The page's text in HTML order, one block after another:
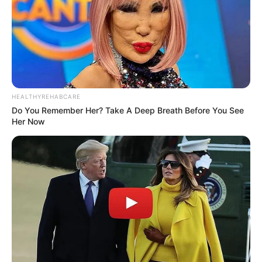
Year –Sobredosis
BMI Latin Awards 2019 – Contemporary Latin Songwriter of
the Year
BMI Latin Awards 2019 – Winning Songs –
Ahora Dice
BMI Latin Awards 2019 – Winning Songs –Criminal
BMI Latin Awards 2019 – Winning Songs – El Farsante
BMI Latin Awards 2019 – Winning Songs –
BMI Latin Awards 2019 – Winning Songs –La Modelo
BMI Latin Awards 2019 – Winning Songs –La Rompe
Corazones
BMI Latin Awards 2019 – Winning Songs –Se Preparó
BMI Latin Awards 2019 – Winning Songs – Te Boté (Remix)
BMI Latin Awards 2019 – Winning Songs –
Tu Foto
HEALTHYREHABCARE
Do You Remember Her? Take A Deep Breath Before You See
Her Now